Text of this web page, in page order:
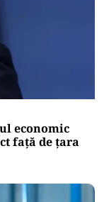
economic
față de țara